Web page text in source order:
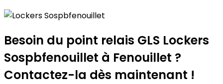
Lockers Sospbfenouillet
+
−
Besoin du point relais GLS Lockers
Sospbfenouillet à Fenouillet ?
Contactez-la dès maintenant !